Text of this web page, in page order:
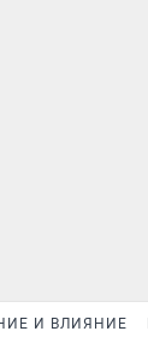
И ВЛИЯНИЕ